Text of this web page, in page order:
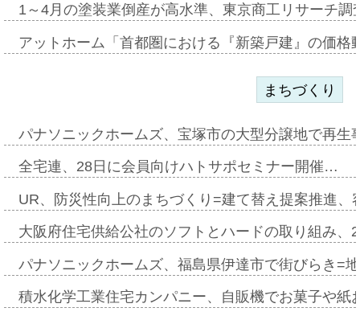
1～4月の塗装業倒産が高水準、東京商工リサーチ
アットホーム「首都圏における『新築戸建』の価
まちづくり
パナソニックホームズ、宝塚市の大型分譲地で再
全宅連、28日に会員向けハトサポセミナー開催…
UR、防災性向上のまちづくり=建て替え提案推進
大阪府住宅供給公社のソフトとハードの取り組み
パナソニックホームズ、福島県伊達市で街びらき=
積水化学工業住宅カンパニー、自販機でお菓子や